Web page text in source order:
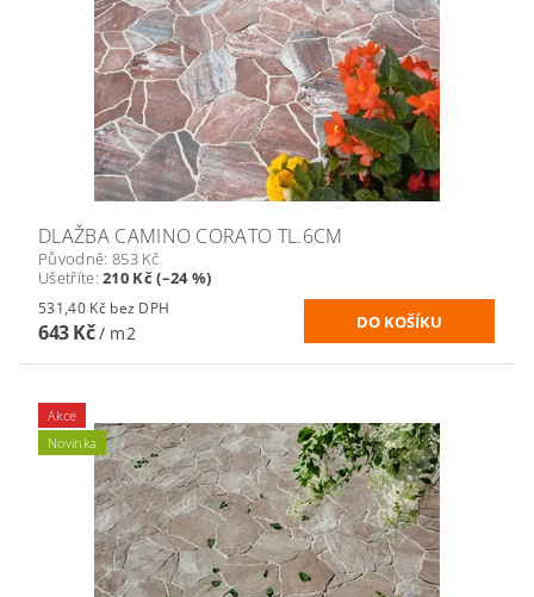
DLAŽBA CAMINO CORATO TL.6CM
Původně: 853 Kč
Ušetříte:210 Kč (–24 %)
531,40 Kč bez DPH
643 Kč/ m2
Akce
Novinka